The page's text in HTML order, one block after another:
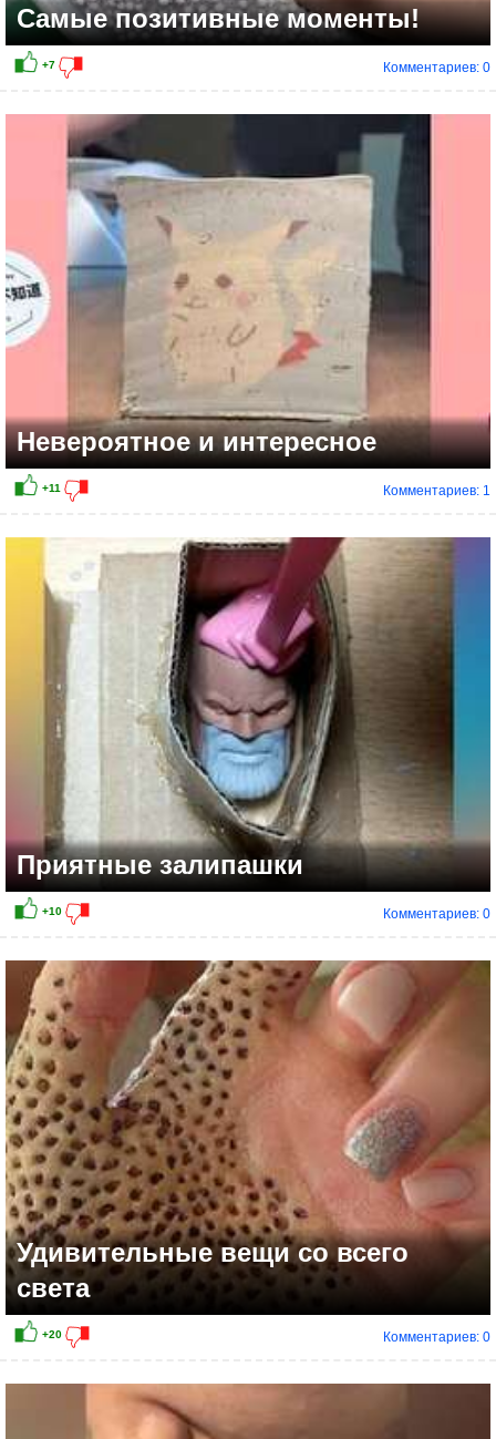
+19
Самые позитивные моменты!
Комментариев: 0
Невероятное и интересное
Комментариев: 1
Приятные залипашки
Комментариев: 0
Удивительные вещи со всего
света
Комментариев: 0